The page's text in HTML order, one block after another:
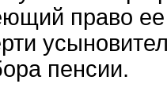
право ее
пенсии.